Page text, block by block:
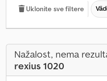
Uklonite sve filtere
Nažalost, nema
rexius 1020